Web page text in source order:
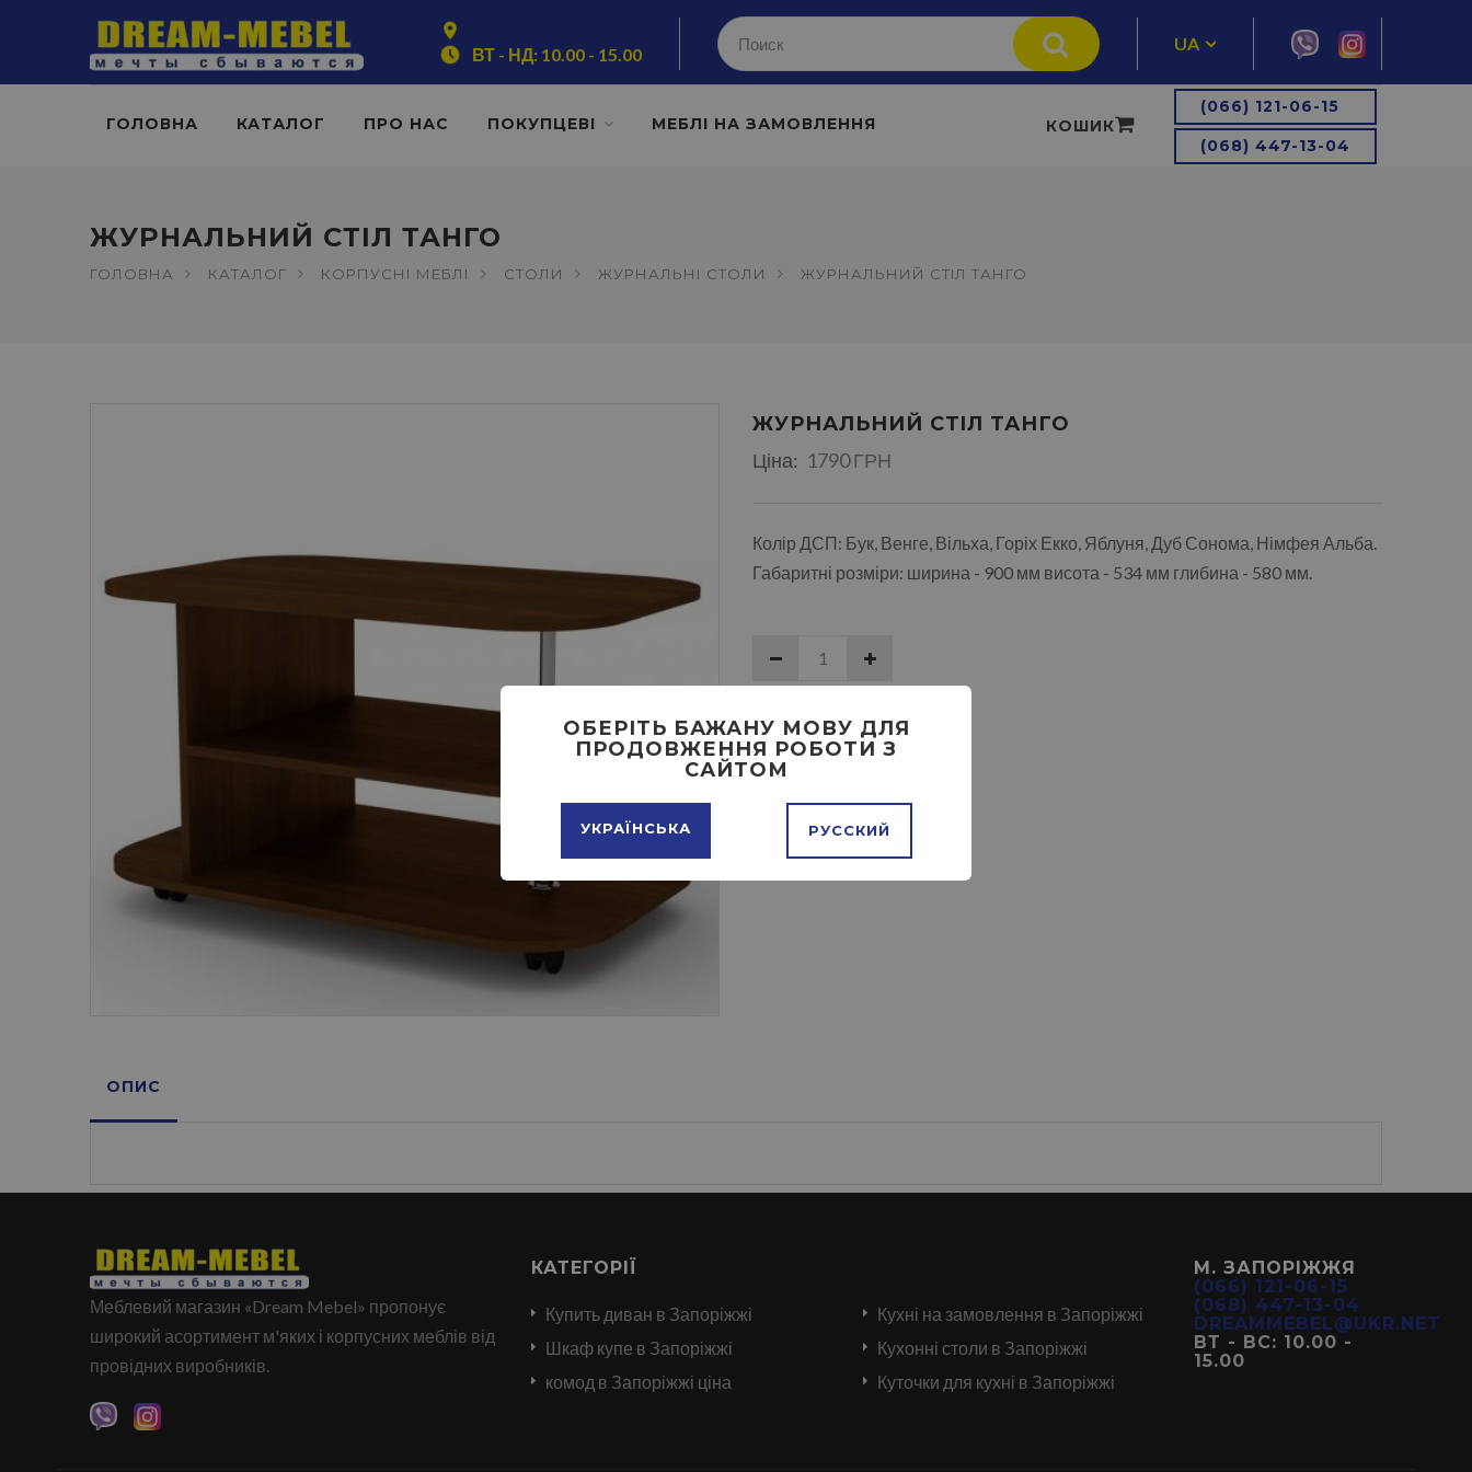
ВТ - НД: 10.00 - 15.00
UA
ГОЛОВНА КАТАЛОГ ПРО НАС ПОКУПЦЕВІ МЕБЛІ НА ЗАМОВЛЕННЯ
(066) 121-06-15
(068) 447-13-04
КОШИК
ЖУРНАЛЬНИЙ СТIЛ ТАНГО
ГОЛОВНА КАТАЛОГ КОРПУСНІ МЕБЛІ СТОЛИ ЖУРНАЛЬНІ СТОЛИ ЖУРНАЛЬНИЙ СТIЛ ТАНГО
ЖУРНАЛЬНИЙ СТIЛ ТАНГО
Ціна: 1790 ГРН
Колір ДСП: Бук, Венге, Вільха, Горіх Екко, Яблуня, Дуб Сонома, Німфея Альба.
Габаритні розміри: ширина - 900 мм висота - 534 мм глибина - 580 мм.
ДОДАТИ В КОШИК
ОПИС
Меблевий магазин «Dream Mebel» пропонує
широкий асортимент м'яких і корпусних меблів від
провідних виробників.
КАТЕГОРІЇ
Купить диван в Запоріжжі
Шкаф купе в Запоріжжі
комод в Запоріжжі ціна
Кухні на замовлення в Запоріжжі
Кухонні столи в Запоріжжі
Куточки для кухні в Запоріжжі
М. ЗАПОРІЖЖЯ
(066) 121-06-15
(068) 447-13-04
DREAMMEBEL@UKR.NET
ВТ - ВС: 10.00 -
15.00
ОБЕРІТЬ БАЖАНУ МОВУ ДЛЯ
ПРОДОВЖЕННЯ РОБОТИ З
САЙТОМ
УКРАЇНСЬКА РУССКИЙ